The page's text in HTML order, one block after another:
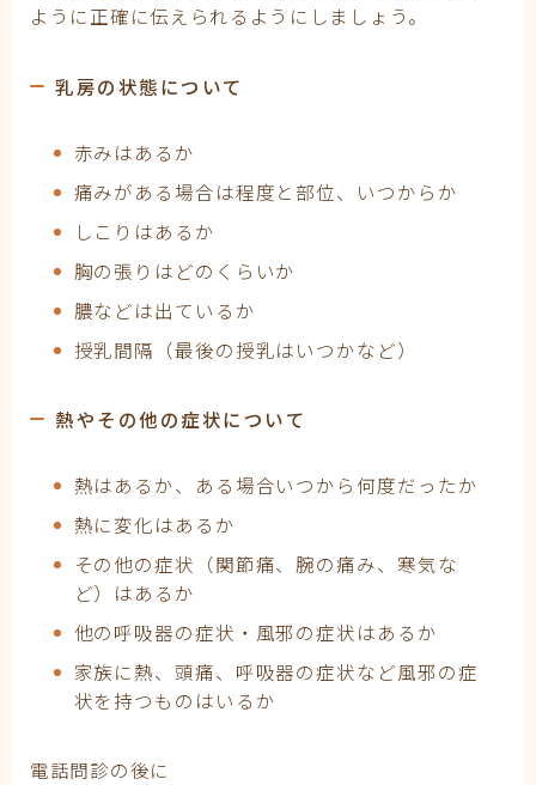
ように正確に伝えられるようにしましょう。
乳房の状態について
赤みはあるか
痛みがある場合は程度と部位、いつからか
しこりはあるか
胸の張りはどのくらいか
膿などは出ているか
授乳間隔（最後の授乳はいつかなど）
熱やその他の症状について
熱はあるか、ある場合いつから何度だったか
熱に変化はあるか
その他の症状（関節痛、腕の痛み、寒気な
ど）はあるか
他の呼吸器の症状・風邪の症状はあるか
家族に熱、頭痛、呼吸器の症状など風邪の症
状を持つものはいるか
電話問診の後に